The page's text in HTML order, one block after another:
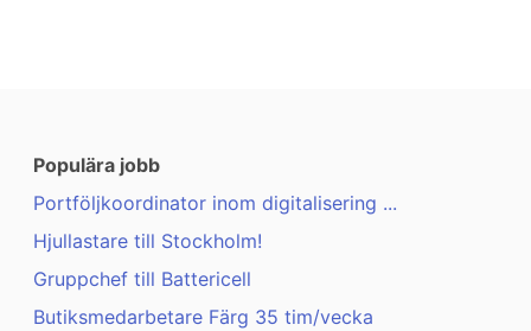
Populära jobb
Portföljkoordinator inom digitalisering ...
Hjullastare till Stockholm!
Gruppchef till Battericell
Butiksmedarbetare Färg 35 tim/vecka